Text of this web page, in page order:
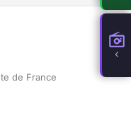
de France